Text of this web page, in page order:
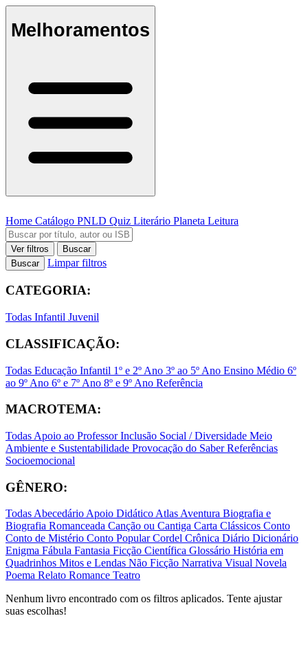
Melhoramentos
Home Catálogo PNLD Quiz Literário Planeta Leitura
Ver filtros
Buscar
Buscar
Limpar filtros
CATEGORIA:
Todas Infantil Juvenil
CLASSIFICAÇÃO:
Todas Educação Infantil 1º e 2º Ano 3º ao 5º Ano Ensino Médio 6º
ao 9º Ano 6º e 7º Ano 8º e 9º Ano Referência
MACROTEMA:
Todas Apoio ao ProfessorInclusão Social / Diversidade Meio
Ambiente e Sustentabilidade Provocação do SaberReferências
Socioemocional
GÊNERO:
TodasAbecedárioApoio DidáticoAtlasAventura Biografia e
Biografia Romanceada Canção ou Cantiga Carta Clássicos Conto
Conto de Mistério Conto PopularCordel Crônica Diário Dicionário
Enigma Fábula Fantasia Ficção Científica Glossário História em
Quadrinhos Mitos e Lendas Não Ficção Narrativa Visual Novela
Poema Relato Romance Teatro
Nenhum livro encontrado com os filtros aplicados. Tente ajustar
suas escolhas!